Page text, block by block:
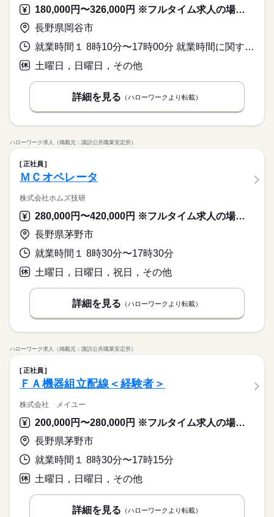
180,000円〜326,000円 ※フルタイム求人の場合は月額（換算額）、パート求人の場合は時間額を表示しています。
長野県岡谷市
就業時間１ 8時10分〜17時00分 就業時間に関する特記事項 ＊実働７．８３ｈ
土曜日，日曜日，その他
詳細を見る （ハローワークより転載）
ハローワーク求人（掲載元：諏訪公共職業安定所）
正社員
ＭＣオペレータ
株式会社ホムズ技研
280,000円〜420,000円 ※フルタイム求人の場合は月額（換算額）、パート求人の場合は時間額を表示しています。
長野県茅野市
就業時間１ 8時30分〜17時30分
土曜日，日曜日，祝日，その他
詳細を見る （ハローワークより転載）
ハローワーク求人（掲載元：諏訪公共職業安定所）
正社員
ＦＡ機器組立配線＜経験者＞
株式会社 メイユー
200,000円〜280,000円 ※フルタイム求人の場合は月額（換算額）、パート求人の場合は時間額を表示しています。
長野県茅野市
就業時間１ 8時30分〜17時15分
土曜日，日曜日，その他
詳細を見る （ハローワークより転載）